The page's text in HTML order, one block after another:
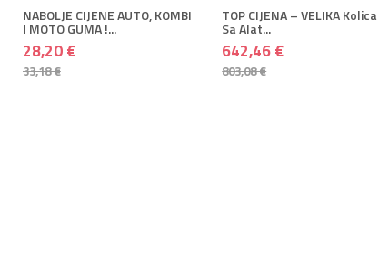
NABOLJE CIJENE AUTO, KOMBI
I MOTO GUMA !...
28,20 €
33,18 €
TOP CIJENA – VELIKA Kolica
Sa Alat...
642,46 €
803,08 €